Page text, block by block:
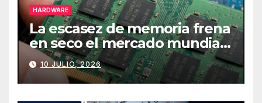
HARDWARE
La escasez de memoria frena
en seco el mercado mundial
de PCs
10 JULIO, 2026